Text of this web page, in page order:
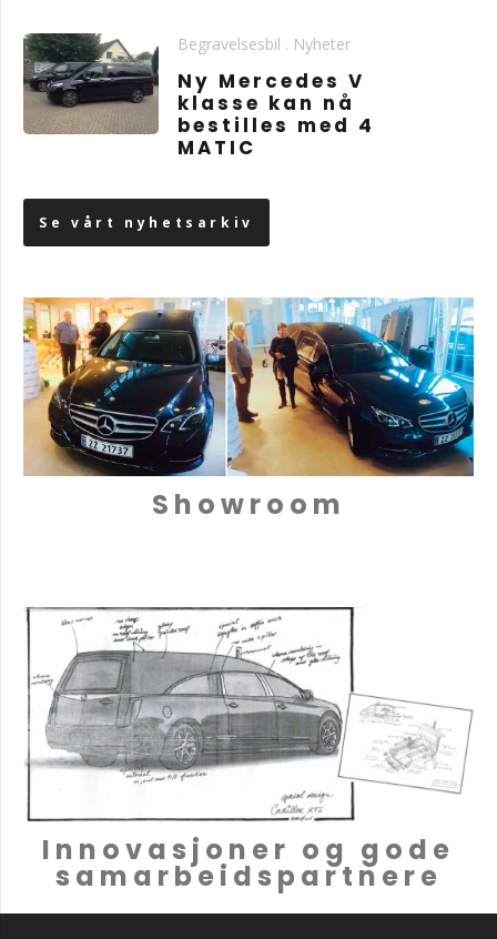
Begravelsesbil . Nyheter
Ny Mercedes V
klasse kan nå
bestilles med 4
MATIC
Se vårt nyhetsarkiv
Showroom
Innovasjoner og gode
samarbeidspartnere